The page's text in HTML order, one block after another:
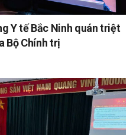
Y tế Bắc Ninh quán triệt
Bộ Chính trị